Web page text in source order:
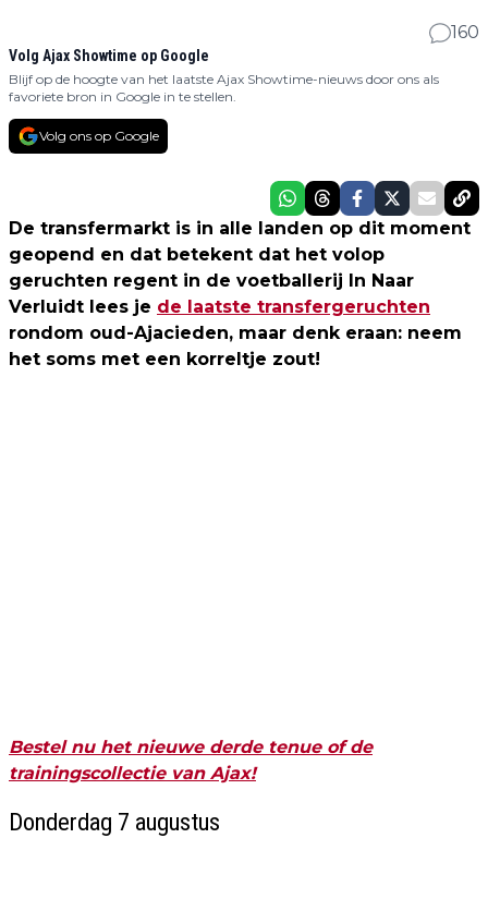
160
Volg Ajax Showtime op Google
Blijf op de hoogte van het laatste Ajax Showtime-nieuws door ons als
favoriete bron in Google in te stellen.
Volg ons op Google
De transfermarkt is in alle landen op dit moment
geopend en dat betekent dat het volop
geruchten regent in de voetballerij In Naar
Verluidt lees je de laatste transfergeruchten
rondom oud-Ajacieden, maar denk eraan: neem
het soms met een korreltje zout!
Bestel nu het nieuwe derde tenue of de
trainingscollectie van Ajax!
Donderdag 7 augustus